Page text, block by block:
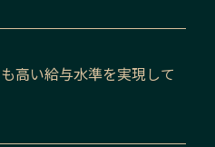
高い給与水準を実現して